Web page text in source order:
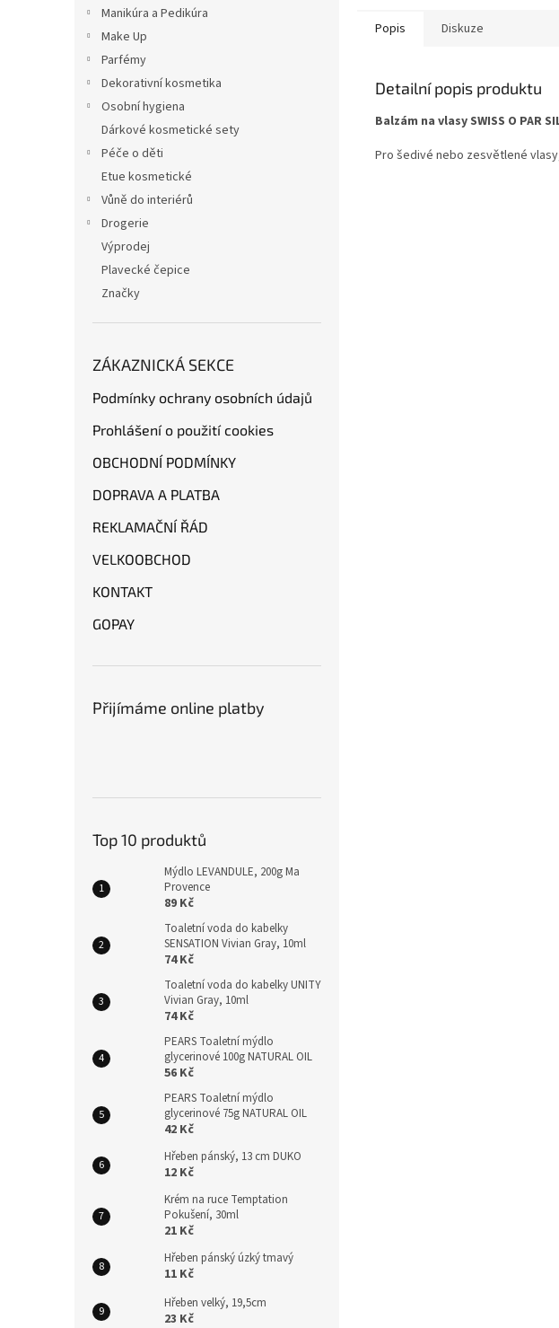
Manikúra a Pedikúra
Make Up
Parfémy
Dekorativní kosmetika
Osobní hygiena
Dárkové kosmetické sety
Péče o děti
Etue kosmetické
Vůně do interiérů
Drogerie
Výprodej
Plavecké čepice
Značky
ZÁKAZNICKÁ SEKCE
Podmínky ochrany osobních údajů
Prohlášení o použití cookies
OBCHODNÍ PODMÍNKY
DOPRAVA A PLATBA
REKLAMAČNÍ ŘÁD
VELKOOBCHOD
KONTAKT
GOPAY
Přijímáme online platby
Top 10 produktů
Mýdlo LEVANDULE, 200g Ma
Provence
89 Kč
Toaletní voda do kabelky
SENSATION Vivian Gray, 10ml
74 Kč
Toaletní voda do kabelky UNITY
Vivian Gray, 10ml
74 Kč
PEARS Toaletní mýdlo
glycerinové 100g NATURAL OIL
56 Kč
PEARS Toaletní mýdlo
glycerinové 75g NATURAL OIL
42 Kč
Hřeben pánský, 13 cm DUKO
12 Kč
Krém na ruce Temptation
Pokušení, 30ml
21 Kč
Hřeben pánský úzký tmavý
11 Kč
Hřeben velký, 19,5cm
23 Kč
Popis Diskuze
Detailní popis produktu
Balzám na vlasy SWISS O PAR
Pro šedivé nebo zesvětlené